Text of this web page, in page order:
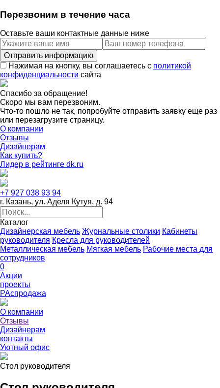
Перезвоним в течение часа
Оставьте ваши контактные данные ниже
Нажимая на кнопку, вы соглашаетесь с политикой
конфиденциальности сайта
Спасибо за обращение!
Скоро мы вам перезвоним.
Что-то пошло не так, попробуйте отправить заявку еще раз
или перезагрузите страницу.
О компании
Отзывы
Дизайнерам
Как купить?
Лидер в рейтинге dk.ru
+7 927 038 93 94
г. Казань, ул. Аделя Кутуя, д. 94
Каталог
Дизайнерская мебель Журнальные столики Кабинеты
руководителя Кресла для руководителей
Металлическая мебель Мягкая мебель Рабочие места для
сотрудников
0
Акции
проекты
РАспродажа
О компании
Отзывы
Дизайнерам
контакты
Уютный офис
Стол руководителя